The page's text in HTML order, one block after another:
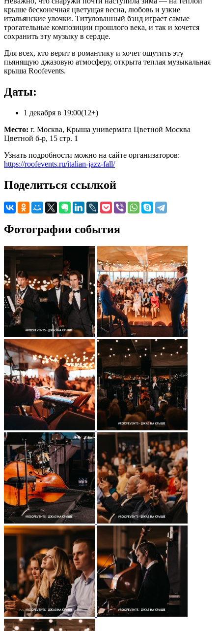
крыше бесконечная цветущая весна, любовь и узкие
итальянские улочки. Титулованный бэнд играет самые
трогательные композиции прошлого века, и так и хочется
сохранить эту музыку в сердце.
Для всех, кто верит в романтику и хочет ощутить эту
пьянящую джазовую атмосферу, открыта теплая музыкальная
крыша Roofevents.
Даты:
1 декабря в 19:00(12+)
Место: г. Москва, Крыша универмага Цветной Москва
Цветной б-р, 15 стр. 1
Узнать подробности можно на сайте организаторов:
https://roofevents.ru/italian-jazz-fall/
Поделиться ссылкой
Фотографии события